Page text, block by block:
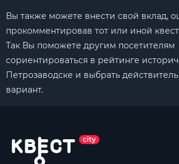
Вы также можете внести свой вклад,
прокомментировав тот или иной квест
Так Вы поможете другим посетителям
сориентироваться в рейтинге
Петрозаводске и выбрать
вариант.